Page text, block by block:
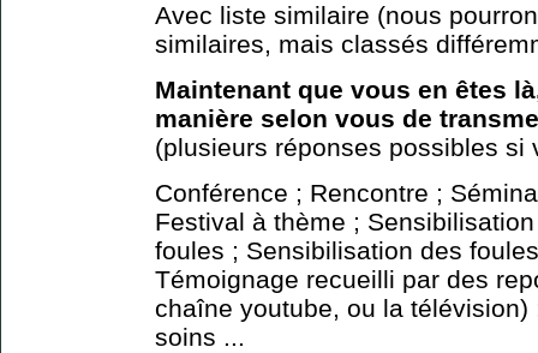
Avec liste similaire (nous
similaires, mais classés
Maintenant que vous en êtes
manière selon vous de
(plusieurs réponses possibles si
Conférence ; Rencontre ;
Festival à thème ;
foules ; Sensibilisation des
Témoignage recueilli par des
chaîne youtube, ou la
soins ...